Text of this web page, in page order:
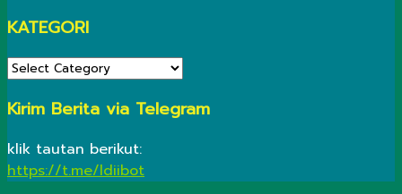
KATEGORI
KATEGORI
Kirim Berita via Telegram
klik tautan berikut:
https://t.me/ldiibot